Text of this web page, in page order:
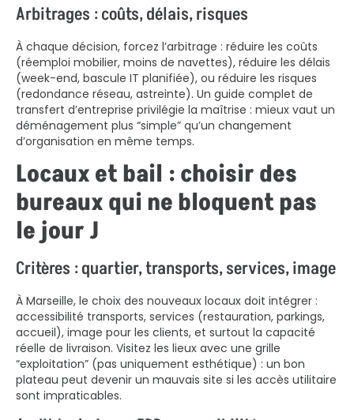
Arbitrages : coûts, délais, risques
À chaque décision, forcez l’arbitrage : réduire les coûts
(réemploi mobilier, moins de navettes), réduire les délais
(week-end, bascule IT planifiée), ou réduire les risques
(redondance réseau, astreinte). Un guide complet de
transfert d’entreprise privilégie la maîtrise : mieux vaut un
déménagement plus “simple” qu’un changement
d’organisation en même temps.
Locaux et bail : choisir des
bureaux qui ne bloquent pas
le jour J
Critères : quartier, transports, services, image
À Marseille, le choix des nouveaux locaux doit intégrer :
accessibilité transports, services (restauration, parkings,
accueil), image pour les clients, et surtout la capacité
réelle de livraison. Visitez les lieux avec une grille
“exploitation” (pas uniquement esthétique) : un bon
plateau peut devenir un mauvais site si les accès utilitaire
sont impraticables.